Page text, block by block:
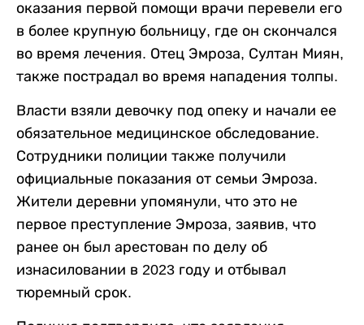
оказания первой помощи врачи перевели его
в более крупную больницу, где он скончался
во время лечения. Отец Эмроза, Султан Миян,
также пострадал во время нападения толпы.
Власти взяли девочку под опеку и начали ее
обязательное медицинское обследование.
Сотрудники полиции также получили
официальные показания от семьи Эмроза.
Жители деревни упомянули, что это не
первое преступление Эмроза, заявив, что
ранее он был арестован по делу об
изнасиловании в 2023 году и отбывал
тюремный срок.